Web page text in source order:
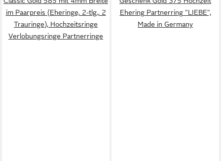
im Paarpreis (Eheringe, 2-tlg., 2
Trauringe), Hochzeitsringe
Verlobungsringe Partnerringe
Ehering Partnerring "LIEBE",
Made in Germany